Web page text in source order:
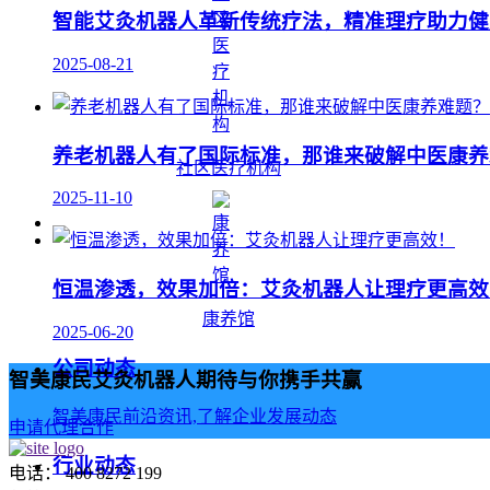
社区医疗机构
康养馆
公司动态
智美康民前沿资讯,了解企业发展动态
行业动态
智能艾灸机器人革新传统疗法，精准理疗助力
2025-08-21
养老机器人有了国际标准，那谁来破解中医康养
2025-11-10
恒温渗透，效果加倍：艾灸机器人让理疗更高效
2025-06-20
智美康民艾灸机器人期待与你携手共赢
申请代理合作
电话： 400 8272 199